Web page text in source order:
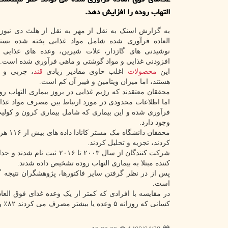
التهاب روده را افزایش دهد.
به گزارش اسنک به نقل از مهر به نقل از هلث دی
العاده فرآوری شده شامل مواد غذایی پخته شده
نوشیدنی های گازدار، غلات شیرین، وعده های غذایی
افزودنی غذایی و مواد گوشتی و ماهی فرآوری شده است.
این محصولات اغلب حاوی مقادیر زیادی قند، چربی و
هستند، اما میزان ویتامین و فیبر آن کم است.
محققان معتقدند که رژیم غذایی در بروز بیماری التهاب
اما اطلاعات محدودی در مورد ارتباط بین مصرف مواد
فرآوری شده و این بیماری که شامل بیماری کرون و
وجود دارد.
کردند، تجزیه و تحلیل کردند.
کننده مبتلا به بیماری التهاب روده تشخیص داده شدند.
پس از در نظر گرفتن سایر فاکتورها، پژوهشگران
است.
در مقایسه با افرادی که کمتر از یک وعده غذای فوق
کسانی که روزانه ۵ وعده یا بیشتر مصرف می کردند ۸۲٪ و در میان کسانی که روزانه یک یا چهار وعده مصرف می کنند ۶۷٪ بیشتر است.